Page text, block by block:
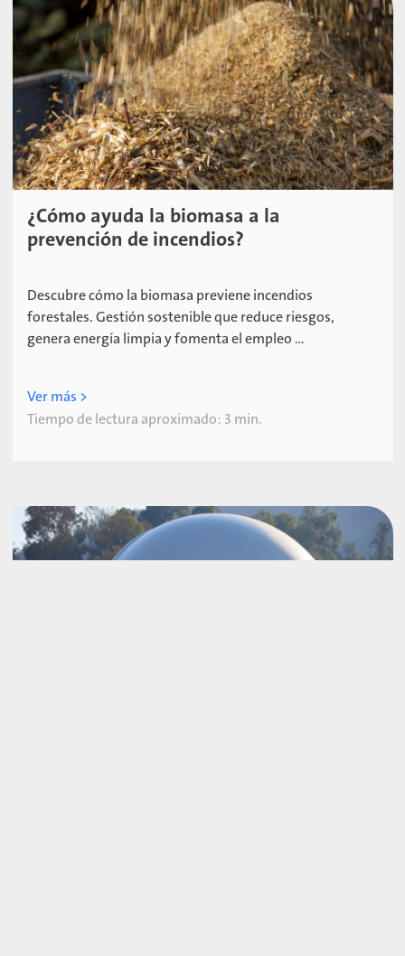
¿Cómo ayuda la biomasa a la
prevención de incendios?
Descubre cómo la biomasa previene incendios
forestales. Gestión sostenible que reduce riesgos,
genera energía limpia y fomenta el empleo ...
Ver más >
Tiempo de lectura aproximado: 3 min.